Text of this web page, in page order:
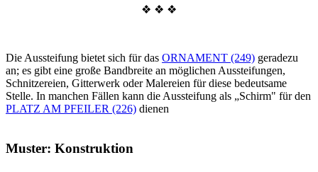
❖ ❖ ❖
Die Aussteifung bietet sich für das ORNAMENT (249) geradezu
an; es gibt eine große Bandbreite an möglichen Aussteifungen,
Schnitzereien, Gitterwerk oder Malereien für diese bedeutsame
Stelle. In manchen Fällen kann die Aussteifung als „Schirm" für den
PLATZ AM PFEILER (226) dienen
Muster: Konstruktion